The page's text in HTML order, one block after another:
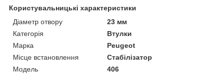
Користувальницькі характеристики
Діаметр отвору
23 мм
Категорія
Втулки
Марка
Peugeot
Місце встановлення
Стабілізатор
Мoдель
406